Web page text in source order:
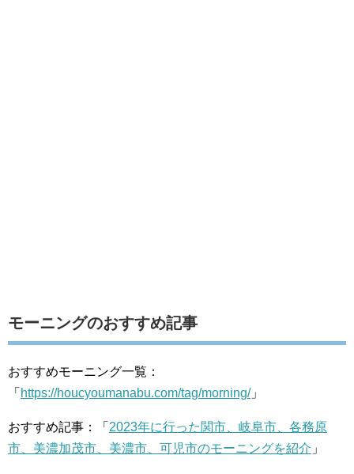
モーニングのおすすめ記事
おすすめモーニング一覧：
「 https://houcyoumanabu.com/tag/morning/」
おすすめ記事：「 2023年に行った関市、岐阜市、各務原
市、美濃加茂市、美濃市、可児市のモーニングを紹介 」